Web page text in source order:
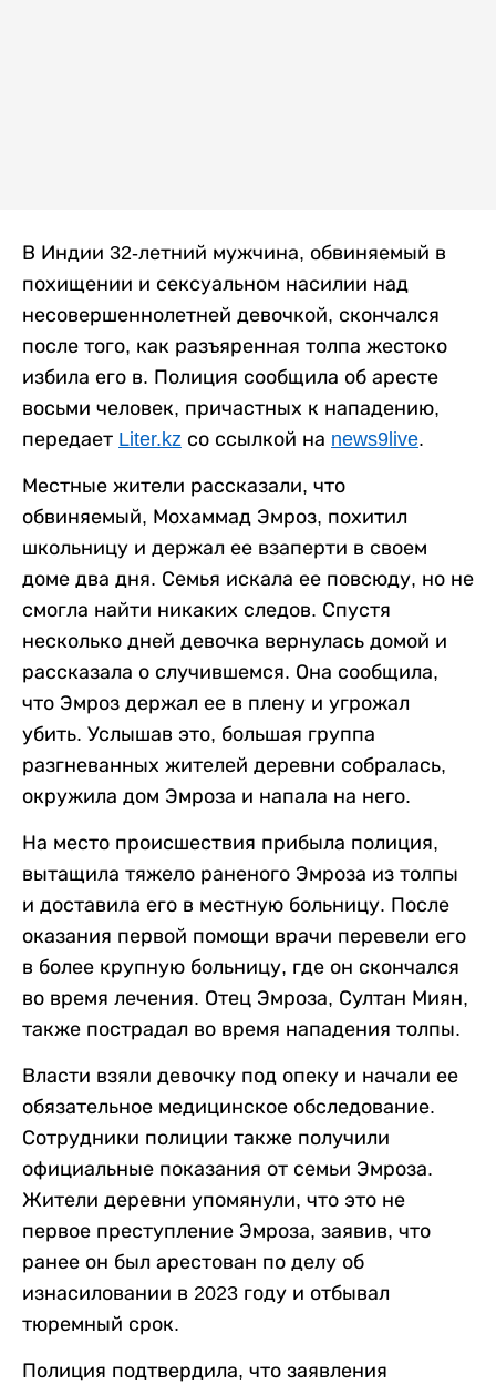
В Индии 32-летний мужчина, обвиняемый в
похищении и сексуальном насилии над
несовершеннолетней девочкой, скончался
после того, как разъяренная толпа жестоко
избила его в. Полиция сообщила об аресте
восьми человек, причастных к нападению,
передает Liter.kz со ссылкой на news9live.
Местные жители рассказали, что
обвиняемый, Мохаммад Эмроз, похитил
школьницу и держал ее взаперти в своем
доме два дня. Семья искала ее повсюду, но не
смогла найти никаких следов. Спустя
несколько дней девочка вернулась домой и
рассказала о случившемся. Она сообщила,
что Эмроз держал ее в плену и угрожал
убить. Услышав это, большая группа
разгневанных жителей деревни собралась,
окружила дом Эмроза и напала на него.
На место происшествия прибыла полиция,
вытащила тяжело раненого Эмроза из толпы
и доставила его в местную больницу. После
оказания первой помощи врачи перевели его
в более крупную больницу, где он скончался
во время лечения. Отец Эмроза, Султан Миян,
также пострадал во время нападения толпы.
Власти взяли девочку под опеку и начали ее
обязательное медицинское обследование.
Сотрудники полиции также получили
официальные показания от семьи Эмроза.
Жители деревни упомянули, что это не
первое преступление Эмроза, заявив, что
ранее он был арестован по делу об
изнасиловании в 2023 году и отбывал
тюремный срок.
Полиция подтвердила, что заявления